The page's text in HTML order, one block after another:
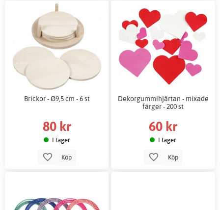
Brickor - Ø9,5 cm - 6 st
80 kr
I lager
Köp
Dekorgummihjärtan - mixade
färger - 200 st
60 kr
I lager
Köp